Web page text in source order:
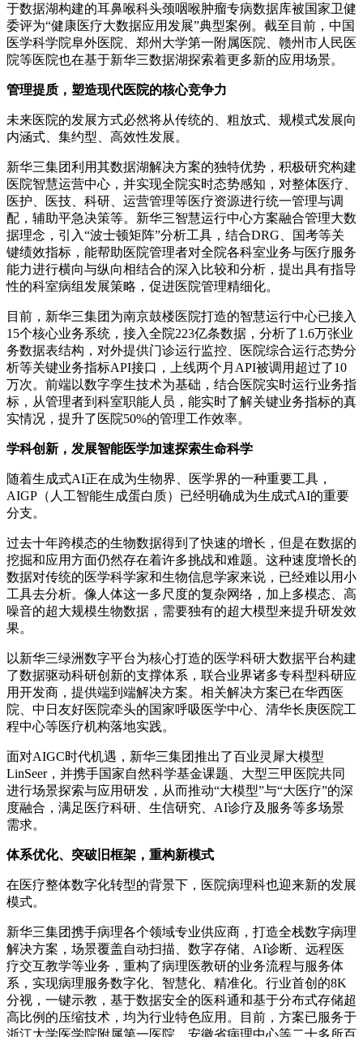
于数据湖构建的耳鼻喉科头颈咽喉肿瘤专病数据库被国家卫健
委评为“健康医疗大数据应用发展”典型案例。截至目前，中国
医学科学院阜外医院、郑州大学第一附属医院、赣州市人民医
院等医院也在基于新华三数据湖探索着更多新的应用场景。
管理提质，塑造现代医院的核心竞争力
未来医院的发展方式必然将从传统的、粗放式、规模式发展向
内涵式、集约型、高效性发展。
新华三集团利用其数据湖解决方案的独特优势，积极研究构建
医院智慧运营中心，并实现全院实时态势感知，对整体医疗、
医护、医技、科研、运营管理等医疗资源进行统一管理与调
配，辅助平急决策等。新华三智慧运行中心方案融合管理大数
据理念，引入“波士顿矩阵”分析工具，结合DRG、国考等关
键绩效指标，能帮助医院管理者对全院各科室业务与医疗服务
能力进行横向与纵向相结合的深入比较和分析，提出具有指导
性的科室病组发展策略，促进医院管理精细化。
目前，新华三集团为南京鼓楼医院打造的智慧运行中心已接入
15个核心业务系统，接入全院223亿条数据，分析了1.6万张业
务数据表结构，对外提供门诊运行监控、医院综合运行态势分
析等关键业务指标API接口，上线两个月API被调用超过了10
万次。前端以数字孪生技术为基础，结合医院实时运行业务指
标，从管理者到科室职能人员，能实时了解关键业务指标的真
实情况，提升了医院50%的管理工作效率。
学科创新，发展智能医学加速探索生命科学
随着生成式AI正在成为生物界、医学界的一种重要工具，
AIGP（人工智能生成蛋白质）已经明确成为生成式AI的重要
分支。
过去十年跨模态的生物数据得到了快速的增长，但是在数据的
挖掘和应用方面仍然存在着许多挑战和难题。这种速度增长的
数据对传统的医学科学家和生物信息学家来说，已经难以用小
工具去分析。像人体这一多尺度的复杂网络，加上多模态、高
噪音的超大规模生物数据，需要独有的超大模型来提升研发效
果。
以新华三绿洲数字平台为核心打造的医学科研大数据平台构建
了数据驱动科研创新的支撑体系，联合业界诸多专科型科研应
用开发商，提供端到端解决方案。相关解决方案已在华西医
院、中日友好医院牵头的国家呼吸医学中心、清华长庚医院工
程中心等医疗机构落地实践。
面对AIGC时代机遇，新华三集团推出了百业灵犀大模型
LinSeer，并携手国家自然科学基金课题、大型三甲医院共同
进行场景探索与应用研发，从而推动“大模型”与“大医疗”的深
度融合，满足医疗科研、生信研究、AI诊疗及服务等多场景
需求。
体系优化、突破旧框架，重构新模式
在医疗整体数字化转型的背景下，医院病理科也迎来新的发展
模式。
新华三集团携手病理各个领域专业供应商，打造全栈数字病理
解决方案，场景覆盖自动扫描、数字存储、AI诊断、远程医
疗交互教学等业务，重构了病理医教研的业务流程与服务体
系，实现病理服务数字化、智慧化、精准化。行业首创的8K
分视，一键示教，基于数据安全的医科通和基于分布式存储超
高比例的压缩技术，均为行业特色应用。目前，方案已服务于